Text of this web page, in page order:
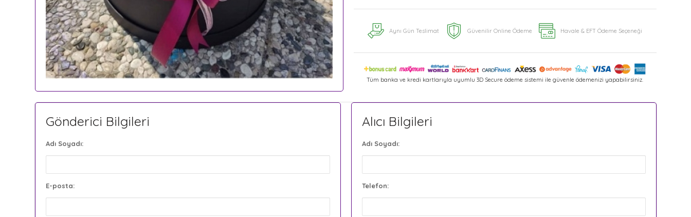
Aynı Gün Teslimat Güvenilir Online Ödeme Havale & EFT Ödeme Seçeneği
Tüm banka ve kredi kartlarıyla uyumlu 3D Secure ödeme sistemi ile güvenle ödemenizi yapabilirsiniz.
Gönderici Bilgileri
Adı Soyadı:
E-posta:
Alıcı Bilgileri
Adı Soyadı:
Telefon: